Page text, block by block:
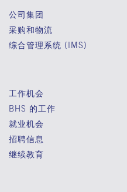
公司集团
采购和物流
综合管理系统 (IMS)
工作机会
BHS 的工作
就业机会
招聘信息
继续教育